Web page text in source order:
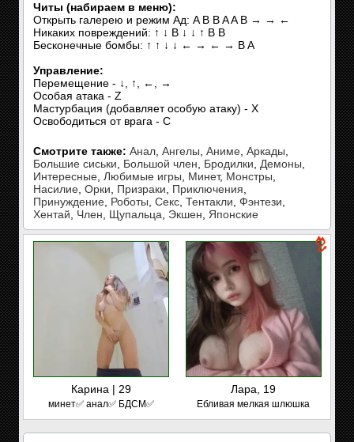
Читы (набираем в меню):
Открыть галерею и режим Ад: A B B A A B → → ←
Никаких повреждений: ↑ ↓ B ↓ ↓ ↑ B B
Бесконечные бомбы: ↑ ↑ ↓ ↓ ← → ← → B A
Управление:
Перемещение - ↓, ↑, ←, →
Особая атака - Z
Мастурбация (добавляет особую атаку) - X
Освободиться от врага - C
Смотрите также: Анал Ангелы Аниме Аркады
Большие сиськи
Большой член Бродилки Демоны
Интересные Любимые игры Минет, Монстры
Насилие Орки Призраки Приключения
Принуждение Роботы Секс Тентакли Фэнтези
Хентай
Член Щупальца Экшен Японские
Карина | 29
минет✅ анал✅ БДСМ✅
Лара, 19
Ебливая мелкая шлюшка